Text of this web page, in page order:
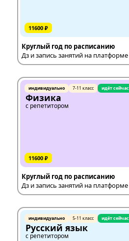
11600 ₽
Круглый год по расписанию
Дз и запись занятий на платформе
индивидуально 7-11 класс идёт сейчас
Физика
с репетитором
11600 ₽
Круглый год по расписанию
Дз и запись занятий на платформе
индивидуально 5-11 класс идёт сейчас
Русский язык
с репетитором